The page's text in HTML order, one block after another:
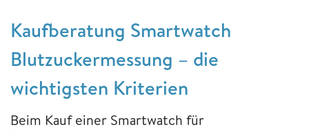
Kaufberatung Smartwatch
Blutzuckermessung – die
wichtigsten Kriterien
Beim Kauf einer Smartwatch für